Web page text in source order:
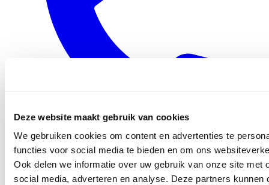
Deze website maakt gebruik van cookies
We gebruiken cookies om content en advertenties te
functies voor social media te bieden en om ons
Ook delen we informatie over uw gebruik van onze site met
social media, adverteren en analyse. Deze partners kunnen
0416 - 39 12 30
WhatsApp